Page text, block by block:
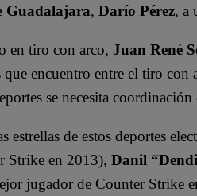
Guadalajara, Darío Pérez, a
en tiro con arco, Juan René
encuentro entre el tiro
se necesita
estrellas de estos deportes
Strike en 2013), Danil
jugador de Counter Strike